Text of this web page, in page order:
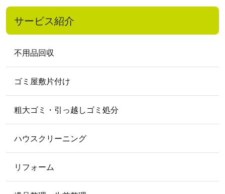
2022年5月
2022年3月
2022年2月
2022年1月
2021年
2020年5月
2020年4月
2019年
2019年12月 2019年11月
2019年9月
2019年8月
サービス紹介
不用品回収
ゴミ屋敷片付け
粗大ゴミ・引っ越しゴミ処分
ハウスクリーニング
リフォーム